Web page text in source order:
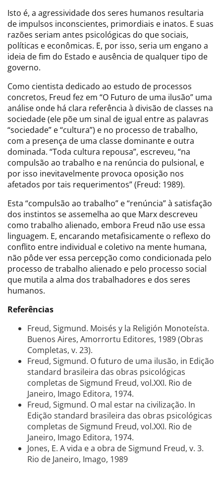
Isto é, a agressividade dos seres humanos resultaria
de impulsos inconscientes, primordiais e inatos. E suas
razões seriam antes psicológicas do que sociais,
políticas e econômicas. E, por isso, seria um engano a
ideia de fim do Estado e ausência de qualquer tipo de
governo.
Como cientista dedicado ao estudo de processos
concretos, Freud fez em “O Futuro de uma ilusão” uma
análise onde há clara referência à divisão de classes na
sociedade (ele põe um sinal de igual entre as palavras
“sociedade” e “cultura”) e no processo de trabalho,
com a presença de uma classe dominante e outra
dominada. “Toda cultura repousa”, escreveu, “na
compulsão ao trabalho e na renúncia do pulsional, e
por isso inevitavelmente provoca oposição nos
afetados por tais requerimentos” (Freud: 1989).
Esta “compulsão ao trabalho” e “renúncia” à satisfação
dos instintos se assemelha ao que Marx descreveu
como trabalho alienado, embora Freud não use essa
linguagem. E, encarando metafisicamente o reflexo do
conflito entre individual e coletivo na mente humana,
não pôde ver essa percepção como condicionada pelo
processo de trabalho alienado e pelo processo social
que mutila a alma dos trabalhadores e dos seres
humanos.
Referências
Freud, Sigmund. Moisés y la Religión Monoteísta.
Buenos Aires, Amorrortu Editores, 1989 (Obras
Completas, v. 23).
Freud, Sigmund. O futuro de uma ilusão, in Edição
standard brasileira das obras psicológicas
completas de Sigmund Freud, vol.XXI. Rio de
Janeiro, Imago Editora, 1974.
Freud, Sigmund. O mal estar na civilização. In
Edição standard brasileira das obras psicológicas
completas de Sigmund Freud, vol.XXI. Rio de
Janeiro, Imago Editora, 1974.
Jones, E. A vida e a obra de Sigmund Freud, v. 3.
Rio de Janeiro, Imago, 1989